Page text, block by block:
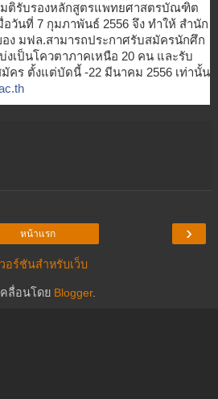
ติรับรองหลักสูตรแพทยศาสตรบัณฑิต
วันที่ 7 กุมภาพันธ์ 2556 จึง ทำให้ สำนัก
มฟล.สามารถประกาศรับสมัครนักศึก
งเป็นโควตาภาคเหนือ 20 คน และรับ
คร ตั้งแต่บัดนี้ -22 มีนาคม 2556 เท่านั้น
›
หน้าแรก
อร์ชันสำหรับเว็บ
ลื่อนโดย Blogger.